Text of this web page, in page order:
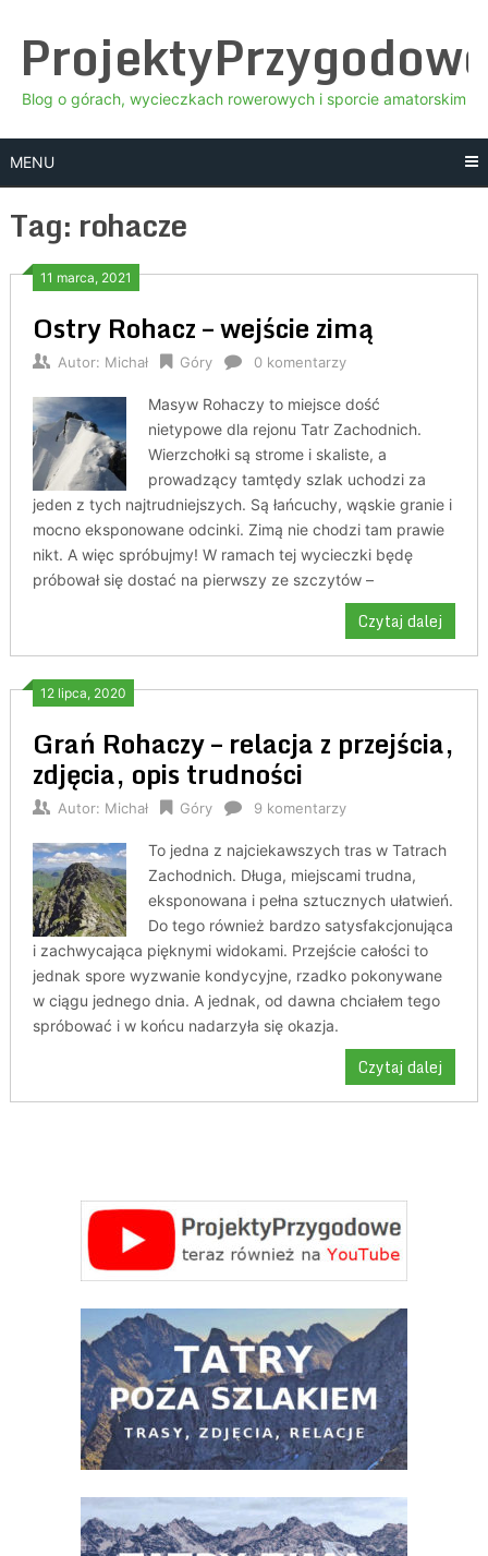
content
Blog o górach, wycieczkach rowerowych i sporcie amatorskim
MENU
Tag: rohacze
11 marca, 2021
Ostry Rohacz – wejście zimą
Autor: Michał Góry 0 komentarzy
Masyw Rohaczy to miejsce dość
nietypowe dla rejonu Tatr Zachodnich.
Wierzchołki są strome i skaliste, a
prowadzący tamtędy szlak uchodzi za
jeden z tych najtrudniejszych. Są łańcuchy, wąskie granie i
mocno eksponowane odcinki. Zimą nie chodzi tam prawie
nikt. A więc spróbujmy! W ramach tej wycieczki będę
próbował się dostać na pierwszy ze szczytów –
Czytaj dalej
12 lipca, 2020
Grań Rohaczy – relacja z przejścia,
zdjęcia, opis trudności
Autor: Michał Góry 9 komentarzy
To jedna z najciekawszych tras w Tatrach
Zachodnich. Długa, miejscami trudna,
eksponowana i pełna sztucznych ułatwień.
Do tego również bardzo satysfakcjonująca
i zachwycająca pięknymi widokami. Przejście całości to
jednak spore wyzwanie kondycyjne, rzadko pokonywane
w ciągu jednego dnia. A jednak, od dawna chciałem tego
spróbować i w końcu nadarzyła się okazja.
Czytaj dalej